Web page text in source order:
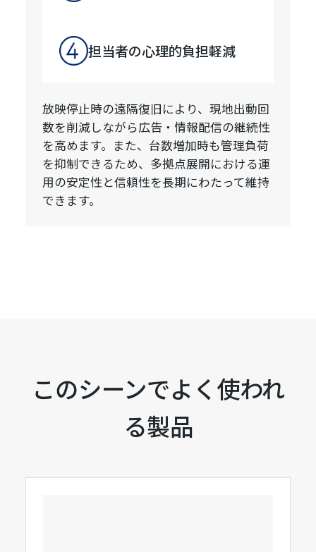
担当者の心理的負担軽減
放映停止時の遠隔復旧により、現地出動回
数を削減しながら広告・情報配信の継続性
を高めます。また、台数増加時も管理負荷
を抑制できるため、多拠点展開における運
用の安定性と信頼性を長期にわたって維持
できます。
このシーンでよく使われ
る製品